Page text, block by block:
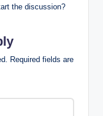
the discussion?
Required fields are